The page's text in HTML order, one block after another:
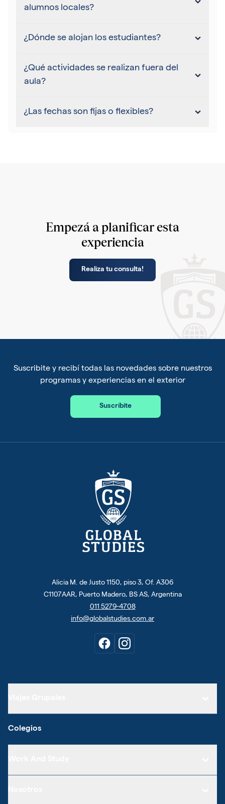
alumnos locales?
¿Dónde se alojan los estudiantes?
¿Qué actividades se realizan fuera del
aula?
¿Las fechas son fijas o flexibles?
Empezá a planificar esta
experiencia
Realiza tu consulta!
Suscribite y recibí todas las novedades sobre nuestros
programas y experiencias en el exterior
Suscríbite
Alicia M. de Justo 1150, piso 3, Of. A306
C1107AAR, Puerto Madero, BS AS, Argentina
011 5279-4708
info@globalstudies.com.ar
Colegios